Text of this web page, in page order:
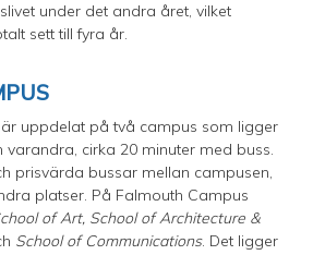
under det andra året, vilket
sett till fyra år.
är uppdelat på två campus som ligger
cirka 20 minuter med buss.
prisvärda bussar mellan campusen,
platser. På Falmouth Campus
of Art, School of Architecture &
School of Communications. Det ligger